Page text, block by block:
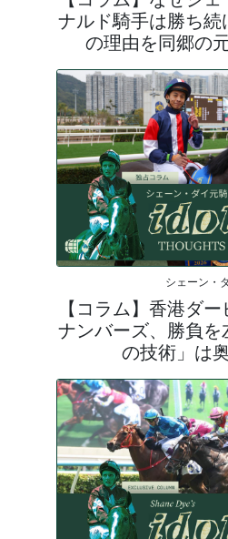
ナルド騎手は勝ち続
の理由を同郷の
シェーン・
【コラム】香港ダ
ナンバーズ、勝負
の技術」は